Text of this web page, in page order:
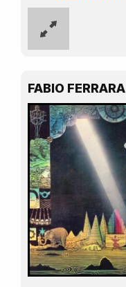
FABIO FERRARA